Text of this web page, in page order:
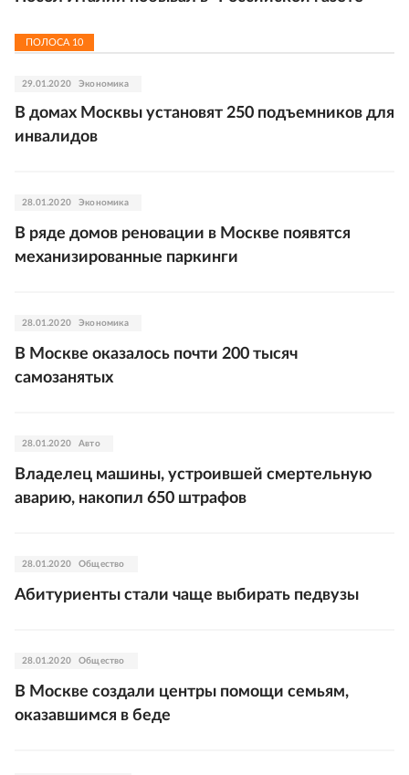
ПОЛОСА 10
29.01.2020 Экономика
В домах Москвы установят 250 подъемников для
инвалидов
28.01.2020 Экономика
В ряде домов реновации в Москве появятся
механизированные паркинги
28.01.2020 Экономика
В Москве оказалось почти 200 тысяч
самозанятых
28.01.2020 Авто
Владелец машины, устроившей смертельную
аварию, накопил 650 штрафов
28.01.2020 Общество
Абитуриенты стали чаще выбирать педвузы
28.01.2020 Общество
В Москве создали центры помощи семьям,
оказавшимся в беде